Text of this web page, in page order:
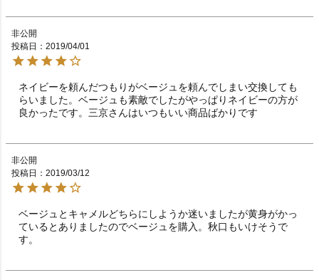
非公開
投稿日
2019/04/01
ネイビーを頼んだつもりがベージュを頼んでしまい交換しても
らいました。ベージュも素敵でしたがやっぱりネイビーの方が
良かったです。三京さんはいつもいい商品ばかりです
非公開
投稿日
2019/03/12
ベージュとキャメルどちらにしようか迷いましたが黄身がかっ
ているとありましたのでベージュを購入。秋口もいけそうで
す。